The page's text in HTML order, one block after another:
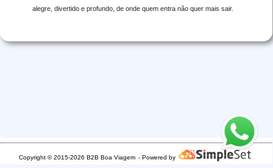
alegre, divertido e profundo, de onde quem entra não quer mais sair.
Copyright © 2015-2026 B2B Boa Viagem - Powered by